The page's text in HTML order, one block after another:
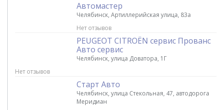
Автомастер
Челябинск, Артиллерийская улица, 83а
Нет отзывов
PEUGEOT CITROЁN сервис Прованс
Авто сервис
Челябинск, улица Доватора, 1Г
Нет отзывов
Старт Авто
Челябинск, улица Стекольная, 47, автодорога
Меридиан